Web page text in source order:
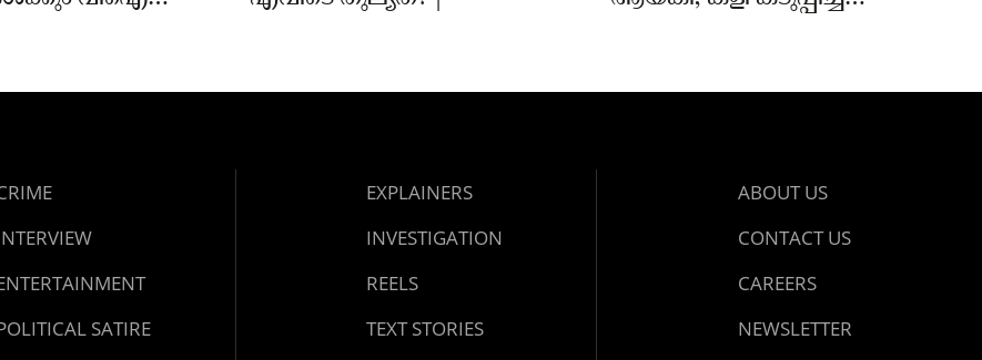
SATIRE
EXPLAINERS
INVESTIGATION
REELS
TEXT STORIES
ABOUT US
CONTACT US
CAREERS
NEWSLETTER